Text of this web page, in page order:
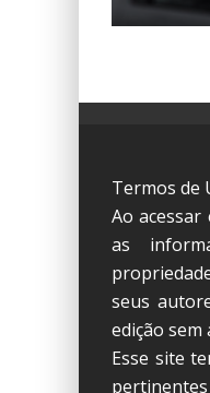
Termos de
Ao
as
seus
edição sem
Esse site